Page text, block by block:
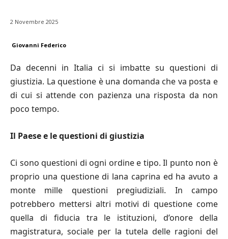
2 Novembre 2025
Giovanni Federico
Da decenni in Italia ci si imbatte su questioni di
giustizia. La questione è una domanda che va posta e
di cui si attende con pazienza una risposta da non
poco tempo.
Il Paese e le questioni di giustizia
Ci sono questioni di ogni ordine e tipo. Il punto non è
proprio una questione di lana caprina ed ha avuto a
monte mille questioni pregiudiziali. In campo
potrebbero mettersi altri motivi di questione come
quella di fiducia tra le istituzioni, d’onore della
magistratura, sociale per la tutela delle ragioni del